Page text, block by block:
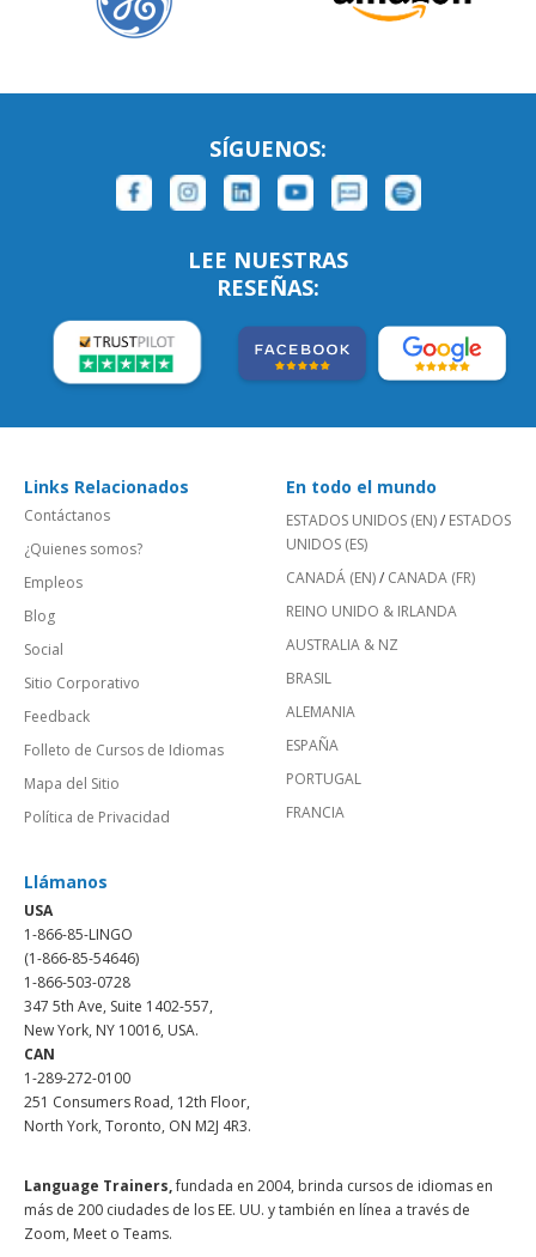
SÍGUENOS:
LEE NUESTRAS
RESEÑAS:
Links Relacionados
Contáctanos
¿Quienes somos?
Empleos
Blog
Social
Sitio Corporativo
Feedback
Folleto de Cursos de Idiomas
Mapa del Sitio
Política de Privacidad
En todo el mundo
ESTADOS UNIDOS (EN)/ ESTADOS
UNIDOS (ES)
CANADÁ (EN)/ CANADA (FR)
REINO UNIDO & IRLANDA
AUSTRALIA & NZ
BRASIL
ALEMANIA
ESPAÑA
PORTUGAL
FRANCIA
Llámanos
USA
1-866-85-LINGO
(1-866-85-54646)
1-866-503-0728
347 5th Ave, Suite 1402-557,
New York, NY 10016, USA.
CAN
1-289-272-0100
251 Consumers Road, 12th Floor,
North York, Toronto, ON M2J 4R3.
Language Trainers,fundada en 2004, brinda cursos de idiomas en
más de 200 ciudades de los EE. UU. y también en línea a través de
Zoom, Meet o Teams.